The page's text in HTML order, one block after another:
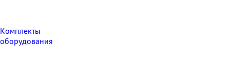
Комплекты
оборудования